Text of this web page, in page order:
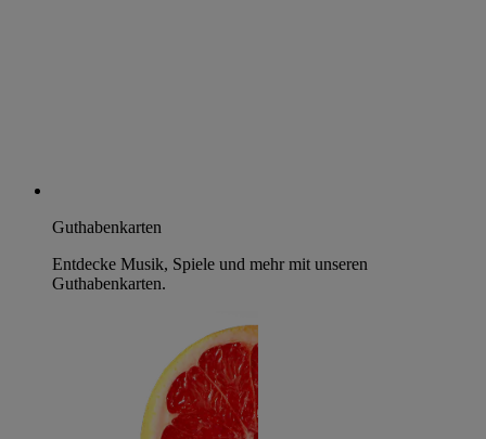
Guthabenkarten
Entdecke Musik, Spiele und mehr mit unseren
Guthabenkarten.